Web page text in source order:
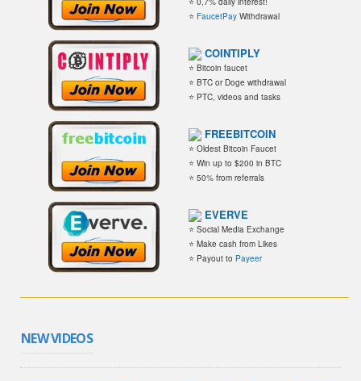
⭐ FaucetPay Withdrawal
COINTIPLY
⭐ Bitcoin faucet
⭐ BTC or Doge withdrawal
⭐ PTC, videos and tasks
FREEBITCOIN
⭐ Oldest Bitcoin Faucet
⭐ Win up to $200 in BTC
⭐ 50% from referrals
EVERVE
⭐ Social Media Exchange
⭐ Make cash from Likes
⭐ Payout to Payeer
NEW VIDEOS